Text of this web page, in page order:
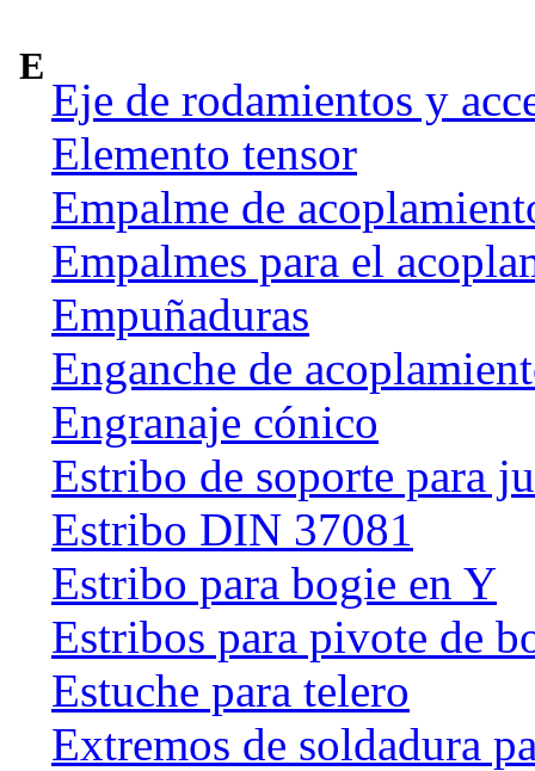
E
Eje de rodamientos y
Elemento tensor
Empalme de
Empalmes para el
Empuñaduras
Enganche de
Engranaje cónico
Estribo de soporte para
Estribo DIN 37081
Estribo para bogie en Y
Estribos para pivote de
Estuche para telero
Extremos de soldadura